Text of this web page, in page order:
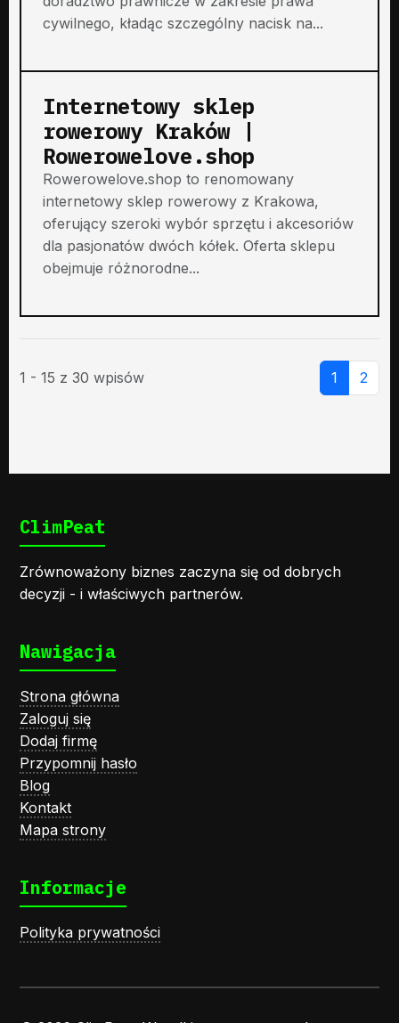
cywilnego, kładąc szczególny nacisk na...
Internetowy sklep
rowerowy Kraków |
Rowerowelove.shop
Rowerowelove.shop to renomowany
internetowy sklep rowerowy z Krakowa,
oferujący szeroki wybór sprzętu i akcesoriów
dla pasjonatów dwóch kółek. Oferta sklepu
obejmuje różnorodne...
1 - 15 z 30 wpisów 1 2
ClimPeat
Zrównoważony biznes zaczyna się od dobrych
decyzji - i właściwych partnerów.
Nawigacja
Strona główna
Zaloguj się
Dodaj firmę
Przypomnij hasło
Blog
Kontakt
Mapa strony
Informacje
Polityka prywatności